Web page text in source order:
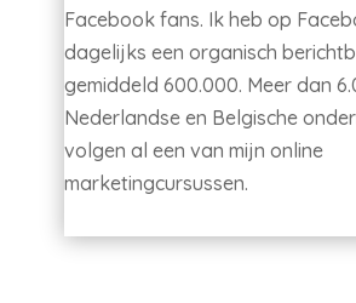
Facebook fans. Ik heb op
dagelijks een organisch
gemiddeld 600.000. Meer dan
Nederlandse en Belgische
volgen al een van mijn online
marketingcursussen.